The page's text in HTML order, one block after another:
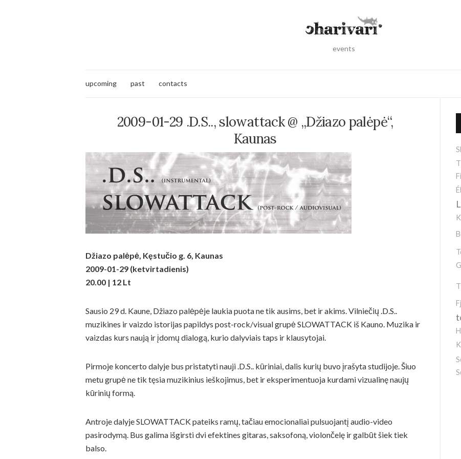
events
upcoming past contacts
2009-01-29 .D.S.., slowattack @ „Džiazo palėpė“,
Kaunas
Džiazo palėpė, Kęstučio g. 6, Kaunas
2009-01-29 (ketvirtadienis)
20.00 | 12 Lt
Sausio 29 d. Kaune, Džiazo palėpėje laukia puota ne tik ausims, bet ir akims. Vilniečių .D.S..
muzikines ir vaizdo istorijas papildys post-rock/visual grupė SLOWATTACK iš Kauno. Muzika ir
vaizdas kurs naują ir įdomų dialogą, kurio dalyviais taps ir klausytojai.
Pirmoje koncerto dalyje bus pristatyti nauji .D.S.. kūriniai, dalis kurių buvo įrašyta studijoje. Šiuo
metu grupė ne tik tęsia muzikinius ieškojimus, bet ir eksperimentuoja kurdami vizualinę naujų
kūrinių formą.
Antroje dalyje SLOWATTACK pateiks ramų, tačiau emocionaliai pulsuojantį audio-video
pasirodymą. Bus galima išgirsti dvi efektines gitaras, saksofoną, violončelę ir galbūt šiek tiek
balso.